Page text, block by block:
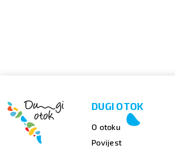
DUGI OTOK
O otoku
Povijest